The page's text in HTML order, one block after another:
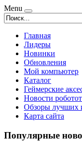
Menu
Главная
Лидеры
Новинки
Обновления
Мой компьютер
Каталог
Геймерские
Новости
Обзоры лучших
Карта сайта
Популярные